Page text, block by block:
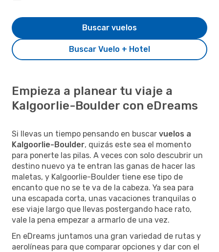
Buscar Vuelo + Hotel
Buscar vuelos
Empieza a planear tu viaje a
Kalgoorlie-Boulder con eDreams
Si llevas un tiempo pensando en buscar vuelos a
Kalgoorlie-Boulder, quizás este sea el momento
para ponerte las pilas. A veces con solo descubrir un
destino nuevo ya te entran las ganas de hacer las
maletas, y Kalgoorlie-Boulder tiene ese tipo de
encanto que no se te va de la cabeza. Ya sea para
una escapada corta, unas vacaciones tranquilas o
ese viaje largo que llevas postergando hace rato,
vale la pena empezar a armarlo de una vez.
En eDreams juntamos una gran variedad de rutas y
aerolíneas para que comparar opciones y dar con el